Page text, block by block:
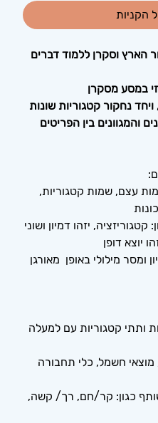
הקניות
הארץ וסקרן ללמוד דברים
במסע מסקרן
ויחד נחקור קטגוריות שונות
והמגוונים בין הפריטים
עצם, שמות קטגוריות,
קטגוריזציה, יזהו דמיון ושוני
יוצא דופן
ומסר מילולי באופן מאורגן
ותתי קטגוריות עם למעלה
מוצאי חשמל, כלי תחבורה
כגון: קר/חם, רך/ קשה,